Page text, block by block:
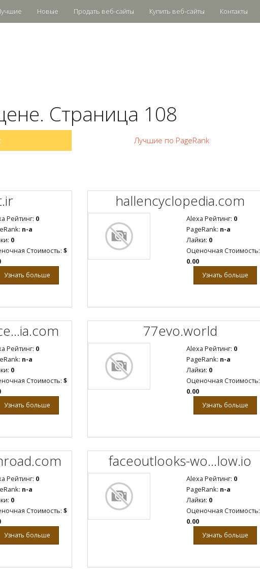
Новые Продать веб-сайты Купить веб-сайты Контакты
Страница 108
Лучшие по PageRank
Рейтинг: 0
n-a
0
Стоимость: $
Узнать больше
hallencyclopedia.com
Alexa Рейтинг: 0
PageRank: n-a
Лайки: 0
Оценочная Стоимость:
0.00
Узнать больше
Рейтинг: 0
n-a
0
Стоимость: $
Узнать больше
77evo.world
Alexa Рейтинг: 0
PageRank: n-a
Лайки: 0
Оценочная Стоимость:
0.00
Узнать больше
Рейтинг: 0
n-a
0
Стоимость: $
Узнать больше
faceoutlooks-wo...low.io
Alexa Рейтинг: 0
PageRank: n-a
Лайки: 0
Оценочная Стоимость:
0.00
Узнать больше